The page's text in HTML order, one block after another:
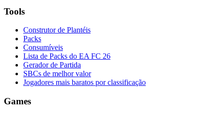
Tools
Construtor de Plantéis
Packs
Consumíveis
Lista de Packs do EA FC 26
Gerador de Partida
SBCs de melhor valor
Jogadores mais baratos por classificação
Games